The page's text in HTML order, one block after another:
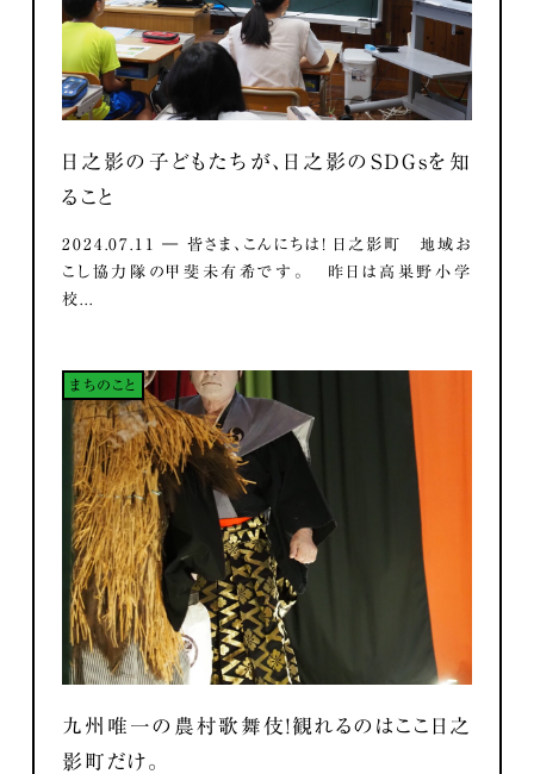
日之影の子どもたちが、日之影のSDGsを知
ること
2024.07.11 ― 皆さま、こんにちは！ 日之影町 地域お
こし協力隊の甲斐未有希です。 昨日は高巣野小学
校...
まちのこと
九州唯一の農村歌舞伎！観れるのはここ日之
影町だけ。